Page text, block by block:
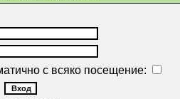
с всяко посещение: